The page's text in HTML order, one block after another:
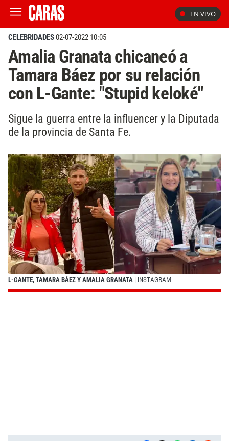
EN VIVO
CELEBRIDADES02-07-2022 10:05
Amalia Granata chicaneó a
Tamara Báez por su relación
con L-Gante: "Stupid keloké"
Sigue la guerra entre la influencer y la Diputada
de la provincia de Santa Fe.
L-GANTE, TAMARA BÁEZ Y AMALIA GRANATA | INSTAGRAM